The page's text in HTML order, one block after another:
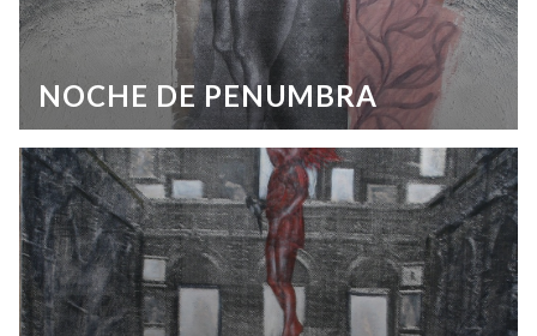
NOCHE DE PENUMBRA